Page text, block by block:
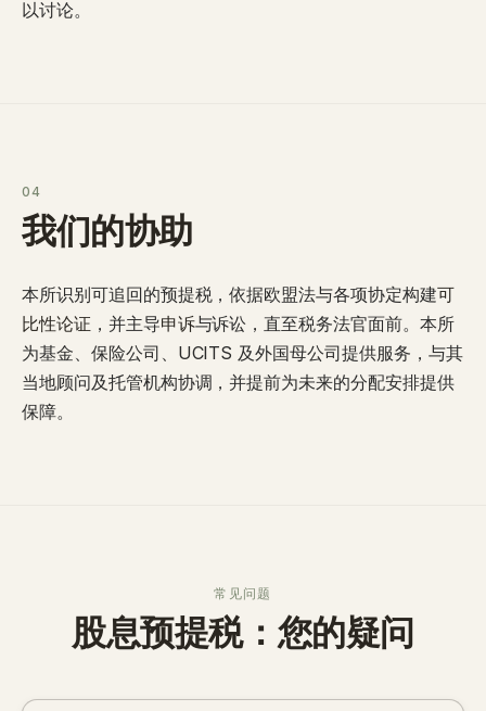
以讨论。
04
我们的协助
本所识别可追回的预提税，依据欧盟法与各项协定构建可
比性论证 ，并主导申诉与诉讼，直至税务法官面前。本所
为基金、保险公司、UCITS 及外国母公司提供服务，与其
当地顾问及托管机构协调，并提前为未来的分配安排提供
保障。
常见问题
股息预提税：您的疑问